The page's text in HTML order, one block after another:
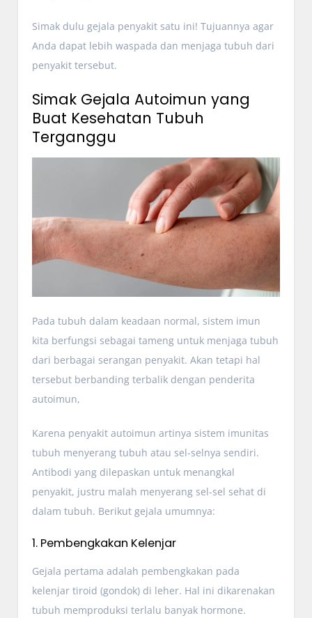
Simak dulu gejala penyakit satu ini! Tujuannya agar
Anda dapat lebih waspada dan menjaga tubuh dari
penyakit tersebut.
Simak Gejala Autoimun yang
Buat Kesehatan Tubuh
Terganggu
Pada tubuh dalam keadaan normal, sistem imun
kita berfungsi sebagai tameng untuk menjaga tubuh
dari berbagai serangan penyakit. Akan tetapi hal
tersebut berbanding terbalik dengan penderita
autoimun,
Karena penyakit autoimun artinya sistem imunitas
tubuh menyerang tubuh atau sel-selnya sendiri.
Antibodi yang dilepaskan untuk menangkal
penyakit, justru malah menyerang sel-sel sehat di
dalam tubuh. Berikut gejala umumnya:
1. Pembengkakan Kelenjar
Gejala pertama adalah pembengkakan pada
kelenjar tiroid (gondok) di leher. Hal ini dikarenakan
tubuh memproduksi terlalu banyak hormone.